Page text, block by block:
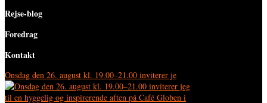
Rejse-blog
Foredrag
Kontakt
Onsdag den 26. august kl. 19.00–21.00 inviterer je